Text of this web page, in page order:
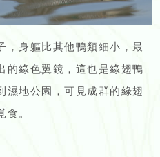
，身軀比其他鴨類細小，最
的綠色翼鏡，這也是綠翅鴨
濕地公園，可見成群的綠翅
食。